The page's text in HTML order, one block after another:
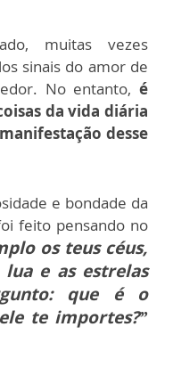
muitas vezes
sinais do amor de
No entanto, é
da vida diária
desse
e bondade da
feito pensando no
os teus céus,
e as estrelas
que é o
te importes?”